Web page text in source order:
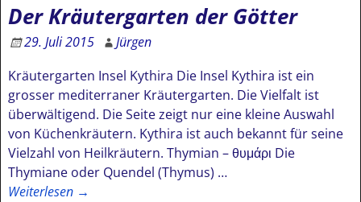
Der Kräutergarten der Götter
29. Juli 2015
Jürgen
Kräutergarten Insel Kythira Die Insel Kythira ist ein
grosser mediterraner Kräutergarten. Die Vielfalt ist
überwältigend. Die Seite zeigt nur eine kleine Auswahl
von Küchenkräutern. Kythira ist auch bekannt für seine
Vielzahl von Heilkräutern. Thymian – θυμάρι Die
Thymiane oder Quendel (Thymus) …
Weiterlesen →